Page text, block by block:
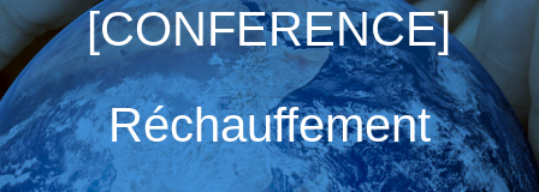
[CONFERENCE]
Réchauffement